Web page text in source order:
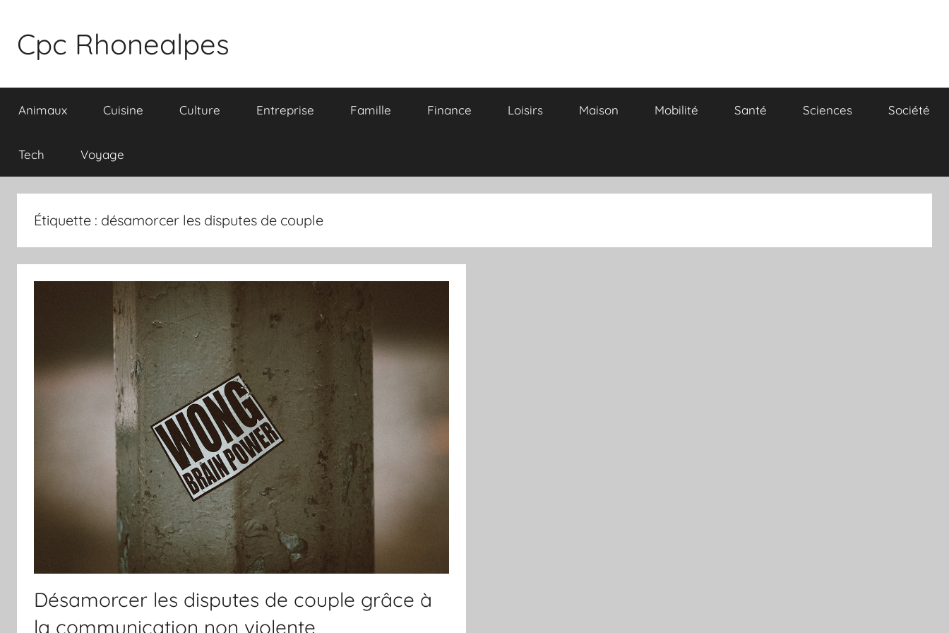
contenu
Cpc Rhonealpes
Animaux Cuisine Culture Entreprise Famille Finance Loisirs Maison Mobilité Santé Sciences Société
Tech Voyage
Étiquette : désamorcer les disputes de couple
Désamorcer les disputes de couple grâce à
la communication non violente